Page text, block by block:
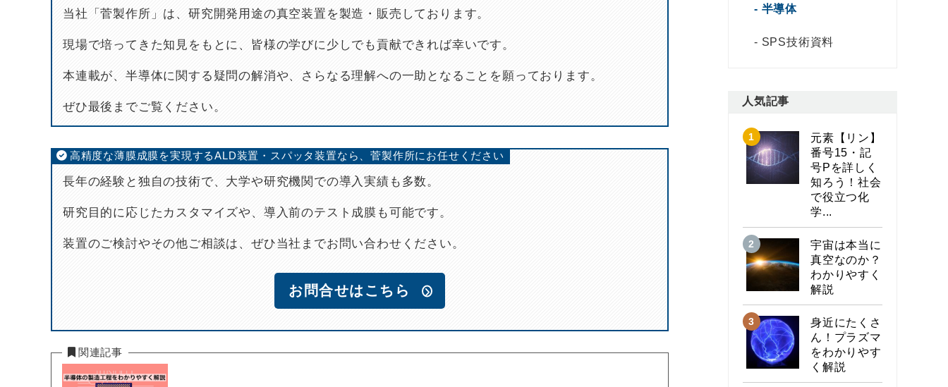
当社「菅製作所」は、研究開発用途の真空装置を製造・販売しております。
現場で培ってきた知見をもとに、皆様の学びに少しでも貢献できれば幸いです。
本連載が、半導体に関する疑問の解消や、さらなる理解への一助となることを願っております。
ぜひ最後までご覧ください。
高精度な薄膜成膜を実現するALD装置・スパッタ装置なら、菅製作所にお任せください
長年の経験と独自の技術で、大学や研究機関での導入実績も多数。
研究目的に応じたカスタマイズや、導入前のテスト成膜も可能です。
装置のご検討やその他ご相談は、ぜひ当社までお問い合わせください。
お問合せはこちら
関連記事
半導体
SPS技術資料
人気記事
元素【リン】
番号15・記
号Pを詳しく
知ろう！社会
で役立つ化
学...
宇宙は本当に
真空なのか？
わかりやすく
解説
身近にたくさ
ん！プラズマ
をわかりやす
く解説